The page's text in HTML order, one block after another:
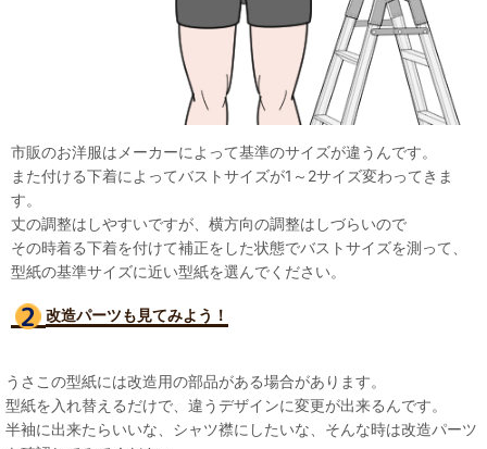
市販のお洋服はメーカーによって基準のサイズが違うんです。
また付ける下着によってバストサイズが1～2サイズ変わってきま
す。
丈の調整はしやすいですが、横方向の調整はしづらいので
その時着る下着を付けて補正をした状態でバストサイズを測って、
型紙の基準サイズに近い型紙を選んでください。
改造パーツも見てみよう！
うさこの型紙には改造用の部品がある場合があります。
型紙を入れ替えるだけで、違うデザインに変更が出来るんです。
半袖に出来たらいいな、シャツ襟にしたいな、そんな時は改造パーツ